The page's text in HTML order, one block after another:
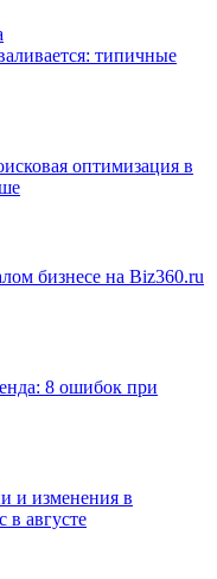
типичные
оптимизация в
бизнесе на Biz360.ru
8 ошибок при
и изменения в
в августе